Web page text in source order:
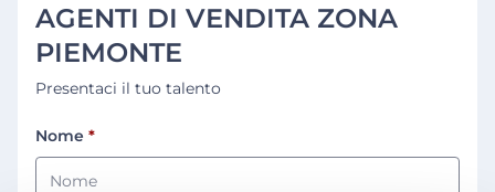
AGENTI DI VENDITA ZONA
PIEMONTE
Presentaci il tuo talento
Nome *